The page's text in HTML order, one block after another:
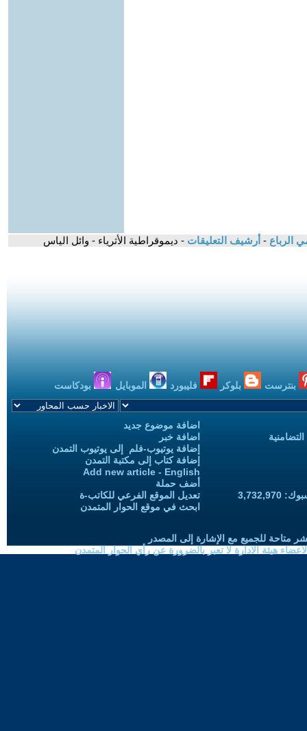
الرباع - أرشيف التعليقات - ديموقراطية الأثرياء - وائل الياس
بنترست بلوكر فليبورد الموبايل بودكاست
اضافة موضوع جديد
اضافة خبر
إضافة يوتيوب-فلم إلى يوتيوب التمدن
إضافة كتاب إلى مكتبة التمدن
Add new article - English
أضف حملة
تعديل الموقع الفرعي للكاتب-ة
ابحث في موقع الحوار المتمدن
متاحة للجميع مع الإشارة إلى المصدر
هيئة الادارة لا تعبر بالضرورة عن رأي الحوار المتمدن